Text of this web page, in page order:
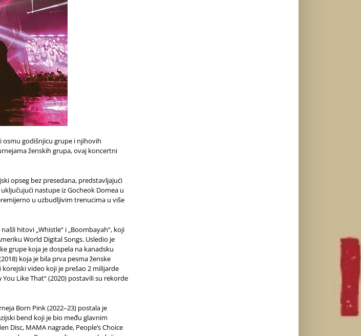
osmu godišnjicu grupe i njihovih
ženskih grupa, ovaj koncertni
opseg bez presedana, predstavljajući
nastupe iz Gocheok Domea u
u uzbudljivim trenucima u više
hitovi „Whistle“ i „Boombayah“, koji
World Digital Songs. Usledio je
grupe koja je dospela na kanadsku
koja je bila prva pesma ženske
video koji je prešao 2 milijarde
Like That“ (2020) postavili su rekorde
Born Pink (2022–23) postala je
bend koji je bio među glavnim
Disc, MAMA nagrade, People’s Choice